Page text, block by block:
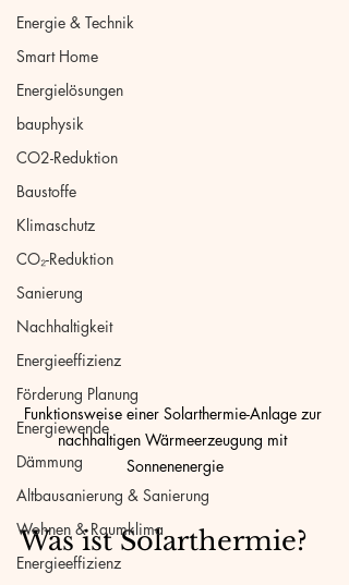
Energie & Technik
Smart Home
Energielösungen
bauphysik
CO2-Reduktion
Baustoffe
Klimaschutz
CO₂-Reduktion
Sanierung
Nachhaltigkeit
Energieeffizienz
Förderung Planung
Energiewende
Dämmung
Altbausanierung & Sanierung
Wohnen & Raumklima
Energieeffizienz
Funktionsweise einer Solarthermie-Anlage zur
nachhaltigen Wärmeerzeugung mit
Sonnenenergie
Was ist Solarthermie?